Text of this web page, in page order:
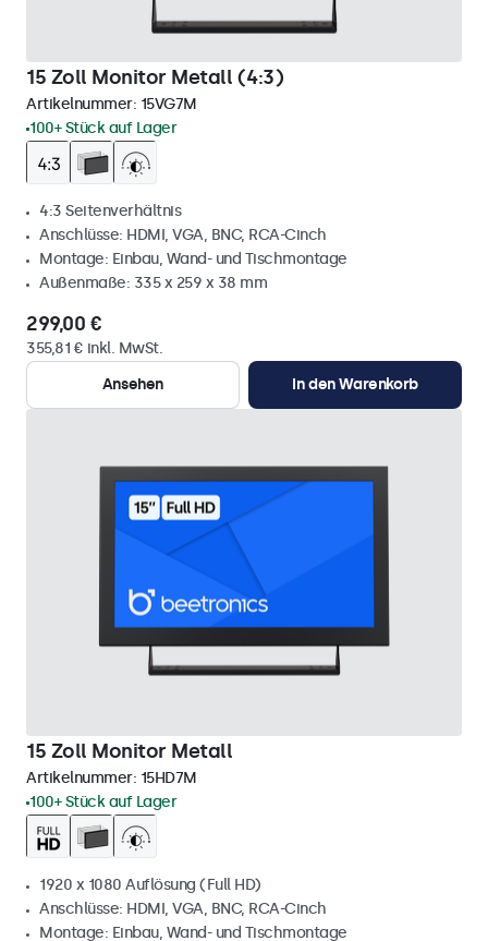
15 Zoll Monitor Metall (4:3)
Artikelnummer: 15VG7M
100+ Stück auf Lager
4:3 Seitenverhältnis
Anschlüsse: HDMI, VGA, BNC, RCA-Cinch
Montage: Einbau, Wand- und Tischmontage
Außenmaße: 335 x 259 x 38 mm
299,00 €
355,81 € inkl. MwSt.
Ansehen
In den Warenkorb
15 Zoll Monitor Metall
Artikelnummer: 15HD7M
100+ Stück auf Lager
1920 x 1080 Auflösung (Full HD)
Anschlüsse: HDMI, VGA, BNC, RCA-Cinch
Montage: Einbau, Wand- und Tischmontage